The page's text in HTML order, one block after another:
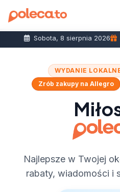
Sobota, 8 sierpnia 2026
WYDANIE
Zrób zakupy na Allegro
Najlepsze w Twojej
rabaty, wiadomości i